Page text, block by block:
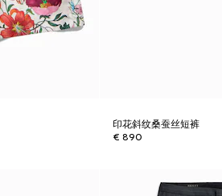
印花斜纹桑蚕丝短裤
€ 890